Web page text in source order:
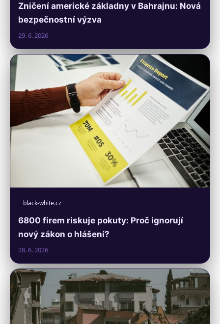
Zničení americké základny v Bahrajnu: Nová
bezpečnostní výzva
29. 6. 2026
black-white.cz
6800 firem riskuje pokuty: Proč ignorují
nový zákon o hlášení?
28. 6. 2026